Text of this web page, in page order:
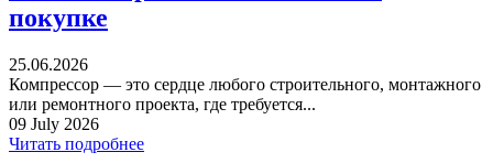
покупке
25.06.2026
Компрессор — это сердце любого строительного, монтажного
или ремонтного проекта, где требуется...
09 July 2026
Читать подробнее